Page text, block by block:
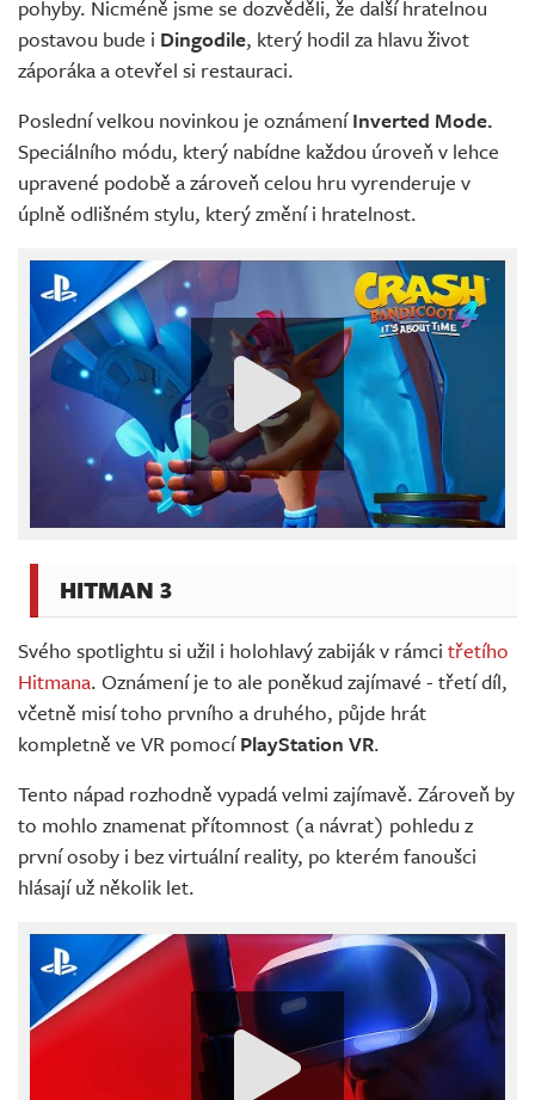
pohyby. Nicméně jsme se dozvěděli, že další hratelnou
postavou bude i Dingodile, který hodil za hlavu život
záporáka a otevřel si restauraci.
Poslední velkou novinkou je oznámeníInverted Mode.
Speciálního módu, který nabídne každou úroveň v lehce
upravené podobě a zároveň celou hru vyrenderuje v
úplně odlišném stylu, který změní i hratelnost.
HITMAN 3
Svého spotlightu si užil i holohlavý zabiják v rámci třetího
Hitmana. Oznámení je to ale poněkud zajímavé - třetí díl,
včetně misí toho prvního a druhého, půjde hrát
kompletně ve VR pomocíPlayStation VR.
Tento nápad rozhodně vypadá velmi zajímavě. Zároveň by
to mohlo znamenat přítomnost (a návrat) pohledu z
první osoby i bez virtuální reality, po kterém fanoušci
hlásají už několik let.